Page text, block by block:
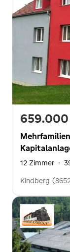
12 Zimmer ·
Kindberg